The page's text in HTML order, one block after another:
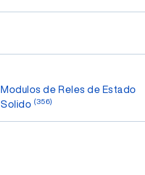
Modulos de Reles de Estado
Solido (356)